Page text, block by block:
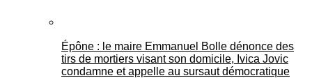
Épône : le maire Emmanuel Bolle dénonce des
tirs de mortiers visant son domicile, Ivica Jovic
condamne et appelle au sursaut démocratique